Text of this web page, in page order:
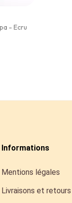
- Ecru
Informations
Mentions légales
Livraisons et retours